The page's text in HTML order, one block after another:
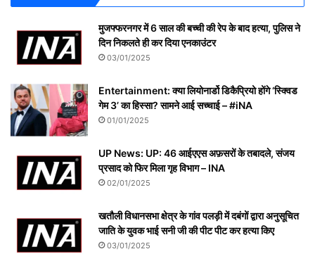
मुजफ्फरनगर में 6 साल की बच्ची की रेप के बाद हत्या, पुलिस ने
दिन निकलते ही कर दिया एनकाउंटर
03/01/2025
Entertainment: क्या लियोनार्डो डिकैप्रियो होंगे ‘स्क्विड
गेम 3’ का हिस्सा? सामने आई सच्चाई – #iNA
01/01/2025
UP News: UP: 46 आईएएस अफ़सरों के तबादले, संजय
प्रसाद को फिर मिला गृह विभाग – INA
02/01/2025
खतौली विधानसभा क्षेत्र के गांव पलड़ी में दबंगों द्वारा अनुसूचित
जाति के युवक भाई सनी जी की पीट पीट कर हत्या किए
03/01/2025